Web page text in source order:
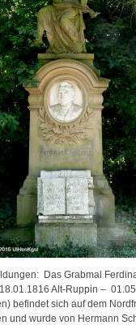
Das Grabmal
Alt-Ruppin –
befindet sich auf dem
und wurde von Hermann